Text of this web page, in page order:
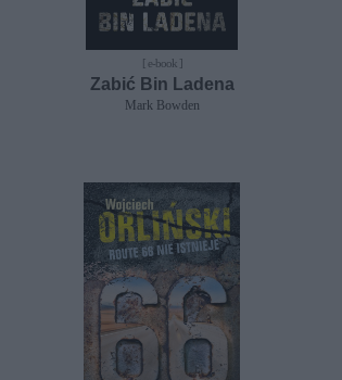
[ e-book ]
Zabić Bin Ladena
Mark Bowden